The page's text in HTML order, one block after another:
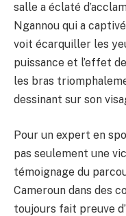
salle a éclaté
Ngannou qui a
voit écarquiller les
puissance et l’effet
les bras
dessinant sur son
Pour un expert en
pas seulement une
témoignage du
Cameroun dans des
toujours fait preuve